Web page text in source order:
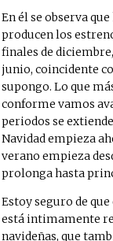
En él se observa
producen los
finales de
junio, coincidente
supongo. Lo que
conforme vamos
periodos se
Navidad empieza
verano empieza
prolonga hasta
Estoy seguro de
está intimamente
navideñas, que